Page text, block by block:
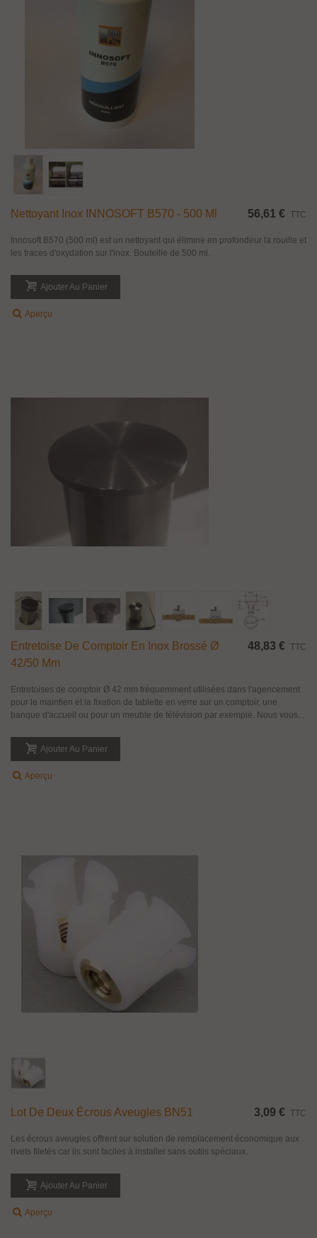
Nettoyant Inox INNOSOFT B570 - 500 Ml 56,61 € TTC
Innosoft B570 (500 ml) est un nettoyant qui élimine en profondeur la rouille et
les traces d'oxydation sur l'inox. Bouteille de 500 ml.
Ajouter Au Panier
Aperçu
Entretoise De Comptoir En Inox Brossé Ø
42/50 Mm
48,83 € TTC
Entretoises de comptoir Ø 42 mm fréquemment utilisées dans l'agencement
pour le maintien et la fixation de tablette en verre sur un comptoir, une
banque d'accueil ou pour un meuble de télévision par exemple. Nous vous...
Ajouter Au Panier
Aperçu
Lot De Deux Écrous Aveugles BN51 3,09 € TTC
Les écrous aveugles offrent sur solution de remplacement économique aux
rivets filetés car ils sont faciles à installer sans outils spéciaux.
Ajouter Au Panier
Aperçu